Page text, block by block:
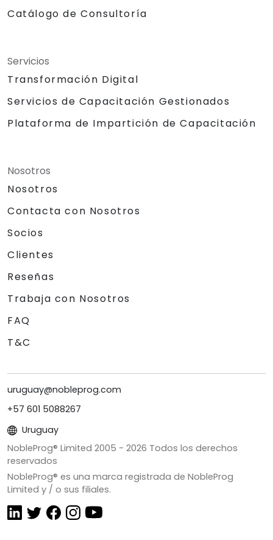
Catálogo de Consultoría
Servicios
Transformación Digital
Servicios de Capacitación Gestionados
Plataforma de Impartición de Capacitación
Nosotros
Nosotros
Contacta con Nosotros
Socios
Clientes
Reseñas
Trabaja con Nosotros
FAQ
T&C
uruguay@nobleprog.com
+57 601 5088267
Uruguay
NobleProg® Limited 2005 - 2026 Todos los derechos
reservados
NobleProg® es una marca registrada de NobleProg
Limited y / o sus filiales.